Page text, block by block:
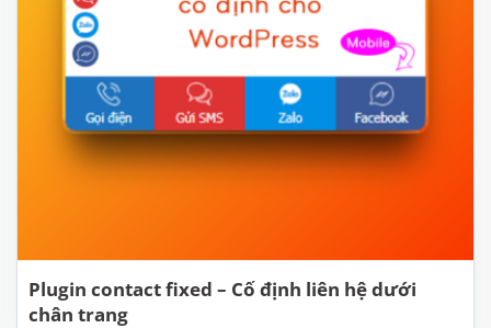
Plugin contact fixed – Cố định liên hệ dưới
chân trang